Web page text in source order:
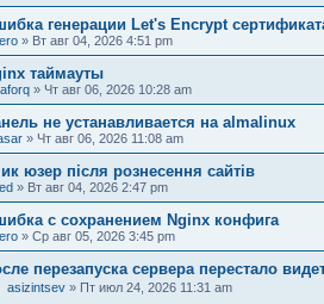
генерации Let's Encrypt
» Вт авг 04, 2026 4:51 pm
таймауты
» Чт авг 06, 2026 10:28 am
не устанавливается на almalinux
» Чт авг 06, 2026 11:08 am
юзер після рознесення сайтів
» Вт авг 04, 2026 2:47 pm
с сохранением Nginx конфига
» Ср авг 05, 2026 3:45 pm
перезапуска сервера перестало
asizintsev » Пт июл 24, 2026 11:31 am